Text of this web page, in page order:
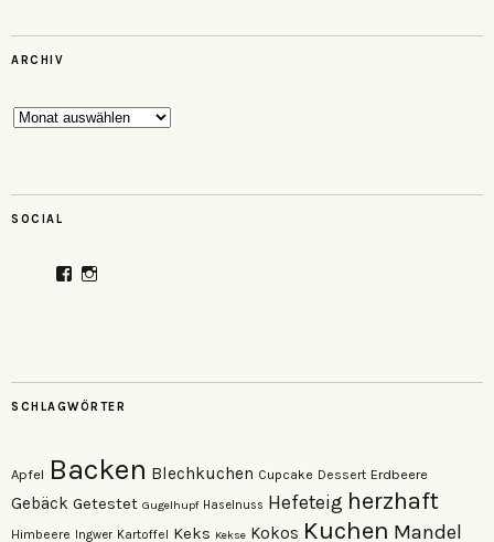
ARCHIV
Archiv
SOCIAL
ProfilProfil
SCHLAGWÖRTER
Apfel Backen Blechkuchen Cupcake Dessert Erdbeere
Gebäck Getestet Gugelhupf Haselnuss Hefeteig herzhaft
Himbeere Ingwer Kartoffel Keks Kekse Kokos Kuchen Mandel